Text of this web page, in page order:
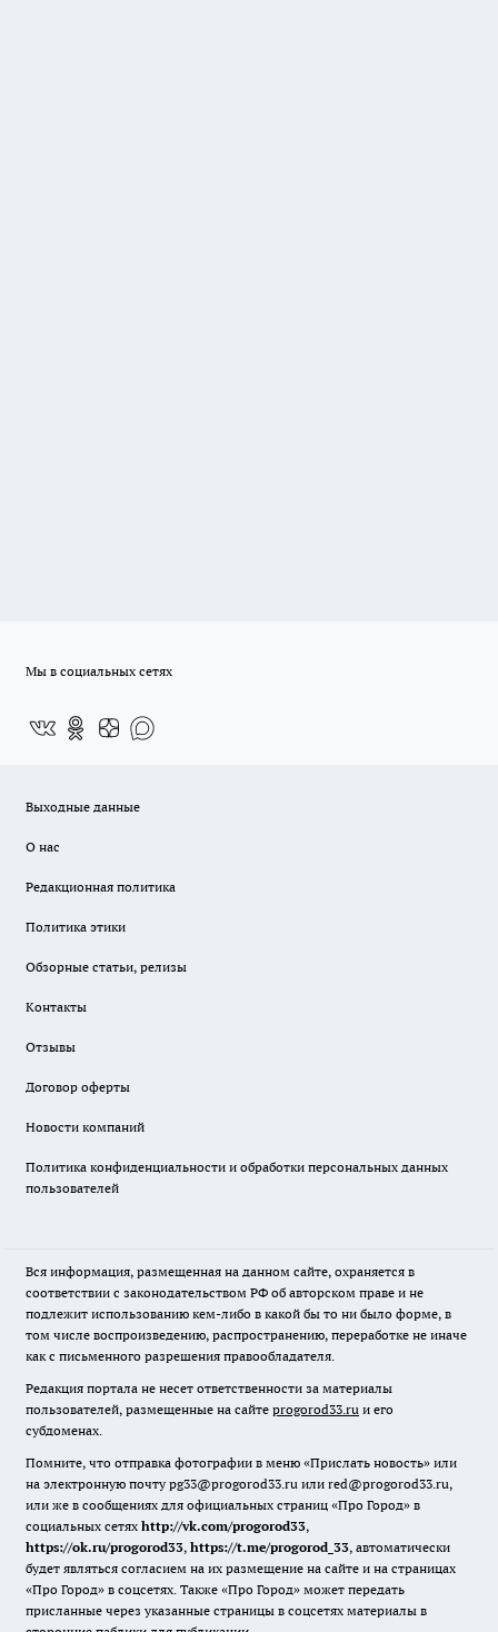
Мы в социальных сетях
Выходные данные
О нас
Редакционная политика
Политика этики
Обзорные статьи, релизы
Контакты
Отзывы
Договор оферты
Новости компаний
Политика конфиденциальности и обработки персональных данных
пользователей
Вся информация, размещенная на данном сайте, охраняется в
соответствии с законодательством РФ об авторском праве и не
подлежит использованию кем-либо в какой бы то ни было форме, в
том числе воспроизведению, распространению, переработке не иначе
как с письменного разрешения правообладателя.
Редакция портала не несет ответственности за материалы
пользователей, размещенные на сайте progorod33.ru и его
субдоменах.
Помните, что отправка фотографии в меню «Прислать новость» или
на электронную почту pg33@progorod33.ru или red@progorod33.ru,
или же в сообщениях для официальных страниц «Про Город» в
социальных сетях http://vk.com/progorod33,
https://ok.ru/progorod33, https://t.me/progorod_33, автоматически
будет являться согласием на их размещение на сайте и на страницах
«Про Город» в соцсетях. Также «Про Город» может передать
присланные через указанные страницы в соцсетях материалы в